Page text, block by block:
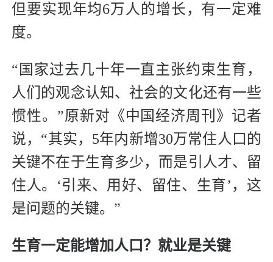
但要实现年均6万人的增长，有一定难
度。
“国家过去几十年一直主张约束生育，
人们的观念认知、社会的文化还有一些
惯性。”原新对《中国经济周刊》记者
说，“其实，5年内新增30万常住人口的
关键不在于生育多少，而是引人才、留
住人。‘引来、用好、留住、生育’，这
是问题的关键。”
生育一定能增加人口？ 就业是关键